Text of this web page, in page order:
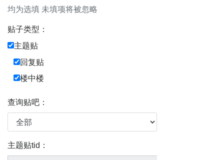
均为选填 未填项将被忽略
贴子类型：
主题贴
回复贴
楼中楼
查询贴吧：
主题贴tid：